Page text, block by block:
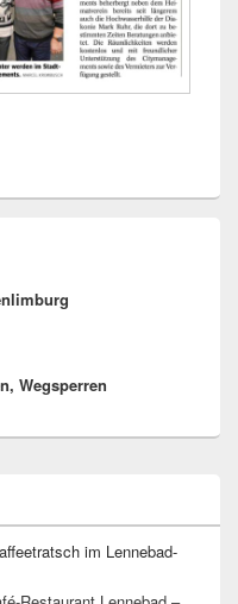
Wegsperren
im Lennebad-